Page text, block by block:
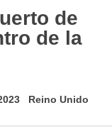
de
de la
Reino Unido